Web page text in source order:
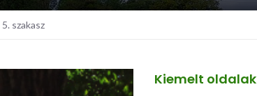
szakasz
Kiemelt oldalak